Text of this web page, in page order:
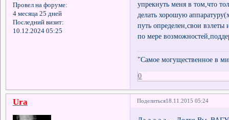
Провел на форуме:
4 месяца 25 дней
Последний визит:
10.12.2024 05:25
упрекнуть меня в том,что
делать хорошую
путь определен,свои
по мере
"Самое могущественное в
0
Поделиться18.11.2015 05:24
Ura